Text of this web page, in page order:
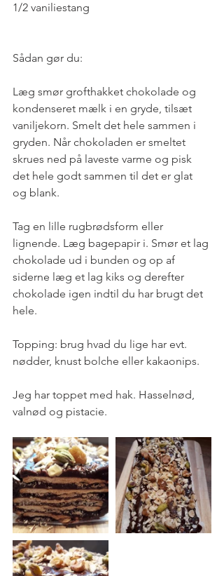
1/2 vaniliestang
Sådan gør du:
Læg smør grofthakket chokolade og
kondenseret mælk i en gryde, tilsæt
vaniljekorn. Smelt det hele sammen i
gryden. Når chokoladen er smeltet
skrues ned på laveste varme og pisk
det hele godt sammen til det er glat
og blank.
Tag en lille rugbrødsform eller
lignende. Læg bagepapir i. Smør et lag
chokolade ud i bunden og op af
siderne læg et lag kiks og derefter
chokolade igen indtil du har brugt det
hele.
Topping: brug hvad du lige har evt.
nødder, knust bolche eller kakaonips.
Jeg har toppet med hak. Hasselnød,
valnød og pistacie.